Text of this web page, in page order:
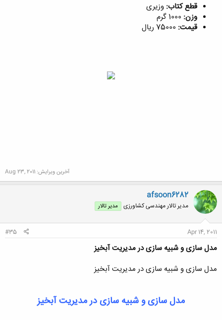
قطع کتاب: وزیری
وزن:
قیمت: 75000 ریال
آخرین ویرایش: Aug 23, 2011
afsoon6282
مدیر تالار مهندسی كشاورزی مدیر تالار
Apr 14, 2011
#35
مدل سازی و شبیه سازی در مدیریت آبخیز
مدل سازی و شبیه سازی در مدیریت آبخیز
مدل سازی و شبیه سازی در مدیریت آبخیز